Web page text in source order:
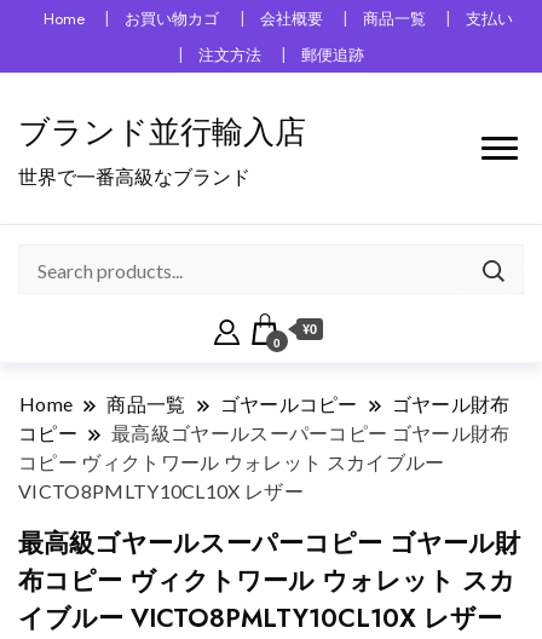
Home お買い物カゴ 会社概要 商品一覧
支払い
注文方法
郵便追跡
ブランド並行輸入店
世界で一番高級なブランド
0
¥0
Home 商品一覧 ゴヤールコピー
ゴヤール財布
コピー
最高級ゴヤールスーパーコピー ゴヤール財布
コピー ヴィクトワール ウォレット スカイブルー
VICTO8PMLTY10CL10X レザー
最高級ゴヤールスーパーコピー ゴヤール財
布コピー ヴィクトワール ウォレット スカ
イブルー VICTO8PMLTY10CL10X レザー